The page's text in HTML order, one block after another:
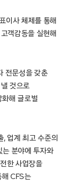
이사 체제를 통해
객감동을 실현해
전문성을 갖춘
것으로
화해 글로벌
, 업계 최고 수준의
는 분야에 투자와
한 사업장을
CFS는